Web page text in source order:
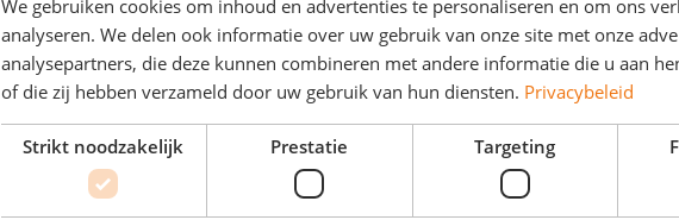
We gebruiken cookies om inhoud en advertenties te personaliseren en om ons
analyseren. We delen ook informatie over uw gebruik van onze site met onze
analysepartners, die deze kunnen combineren met andere informatie die u aan
of die zij hebben verzameld door uw gebruik van hun diensten. Privacybeleid
Strikt noodzakelijk Prestatie Targeting